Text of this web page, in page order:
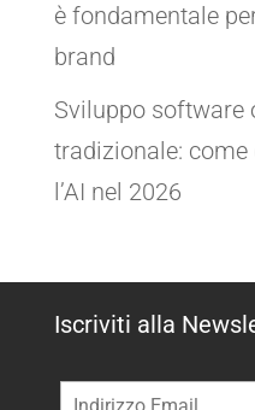
è fondamentale
brand
Sviluppo software
tradizionale:
l’AI nel 2026
Iscriviti alla